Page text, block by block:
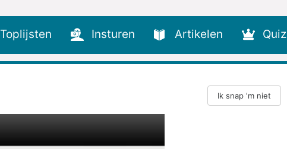
Toplijsten Insturen Artikelen Quiz
Ik snap 'm niet